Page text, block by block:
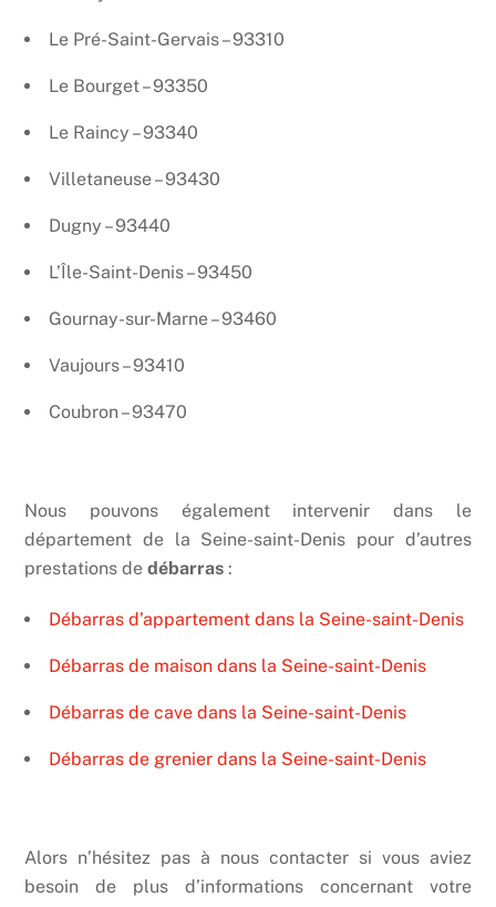
Le Pré-Saint-Gervais – 93310
Le Bourget – 93350
Le Raincy – 93340
Villetaneuse – 93430
Dugny – 93440
L’Île-Saint-Denis – 93450
Gournay-sur-Marne – 93460
Vaujours – 93410
Coubron – 93470
Nous pouvons également intervenir dans le
département de la Seine-saint-Denis pour d’autres
prestations dedébarras :
Débarras d’appartement dans la Seine-saint-Denis
Débarras de maison dans la Seine-saint-Denis
Débarras de cave dans la Seine-saint-Denis
Débarras de grenier dans la Seine-saint-Denis
Alors n’hésitez pas à nous contacter si vous aviez
besoin de plus d’informations concernant votre